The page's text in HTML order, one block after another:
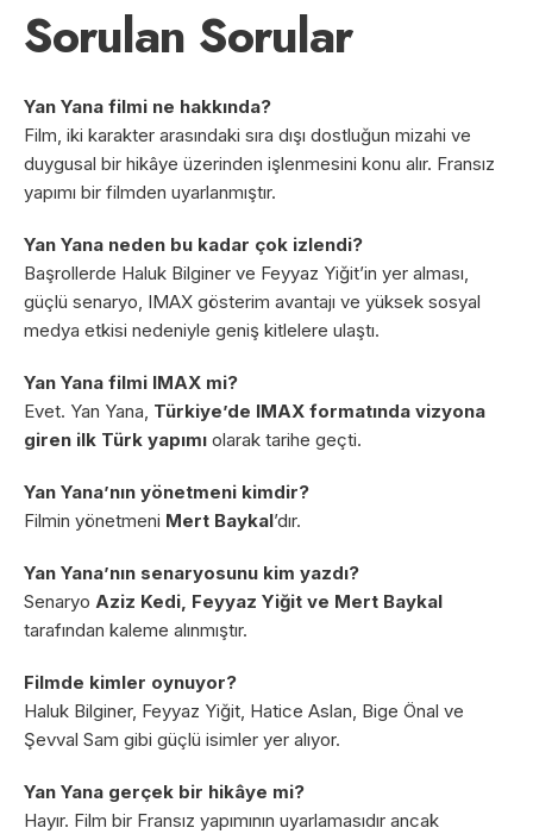
Sorulan Sorular
Yan Yana filmi ne hakkında?
Film, iki karakter arasındaki sıra dışı dostluğun mizahi ve
duygusal bir hikâye üzerinden işlenmesini konu alır. Fransız
yapımı bir filmden uyarlanmıştır.
Yan Yana neden bu kadar çok izlendi?
Başrollerde Haluk Bilginer ve Feyyaz Yiğit’in yer alması,
güçlü senaryo, IMAX gösterim avantajı ve yüksek sosyal
medya etkisi nedeniyle geniş kitlelere ulaştı.
Yan Yana filmi IMAX mi?
Evet. Yan Yana, Türkiye’de IMAX formatında vizyona
giren ilk Türk yapımı olarak tarihe geçti.
Yan Yana’nın yönetmeni kimdir?
Filmin yönetmeni Mert Baykal’dır.
Yan Yana’nın senaryosunu kim yazdı?
Senaryo Aziz Kedi, Feyyaz Yiğit ve Mert Baykal
tarafından kaleme alınmıştır.
Filmde kimler oynuyor?
Haluk Bilginer, Feyyaz Yiğit, Hatice Aslan, Bige Önal ve
Şevval Sam gibi güçlü isimler yer alıyor.
Yan Yana gerçek bir hikâye mi?
Hayır. Film bir Fransız yapımının uyarlamasıdır ancak